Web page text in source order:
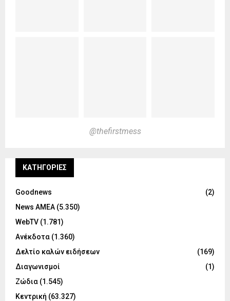
@thefirstmess
KΑΤΗΓΟΡΊΕΣ
Goodnews
(2)
News ΑΜΕΑ (5.350)
WebTV (1.781)
Ανέκδοτα (1.360)
Δελτίο καλών ειδήσεων
(169)
Διαγωνισμοί
(1)
Ζώδια (1.545)
Κεντρική (63.327)